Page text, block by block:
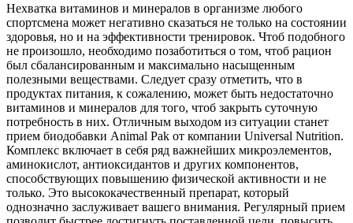
Нехватка витаминов и минералов в организме любого
спортсмена может негативно сказаться не только на состоянии
здоровья, но и на эффективности тренировок. Чтоб подобного
не произошло, необходимо позаботиться о том, чтоб рацион
был сбалансированным и максимально насыщенным
полезными веществами. Следует сразу отметить, что в
продуктах питания, к сожалению, может быть недостаточно
витаминов и минералов для того, чтоб закрыть суточную
потребность в них. Отличным выходом из ситуации станет
прием биодобавки Animal Pak от компании Universal Nutrition.
Комплекс включает в себя ряд важнейших микроэлементов,
аминокислот, антиоксидантов и других компонентов,
способствующих повышению физической активности и не
только. Это высококачественный препарат, который
однозначно заслуживает вашего внимания. Регулярный прием